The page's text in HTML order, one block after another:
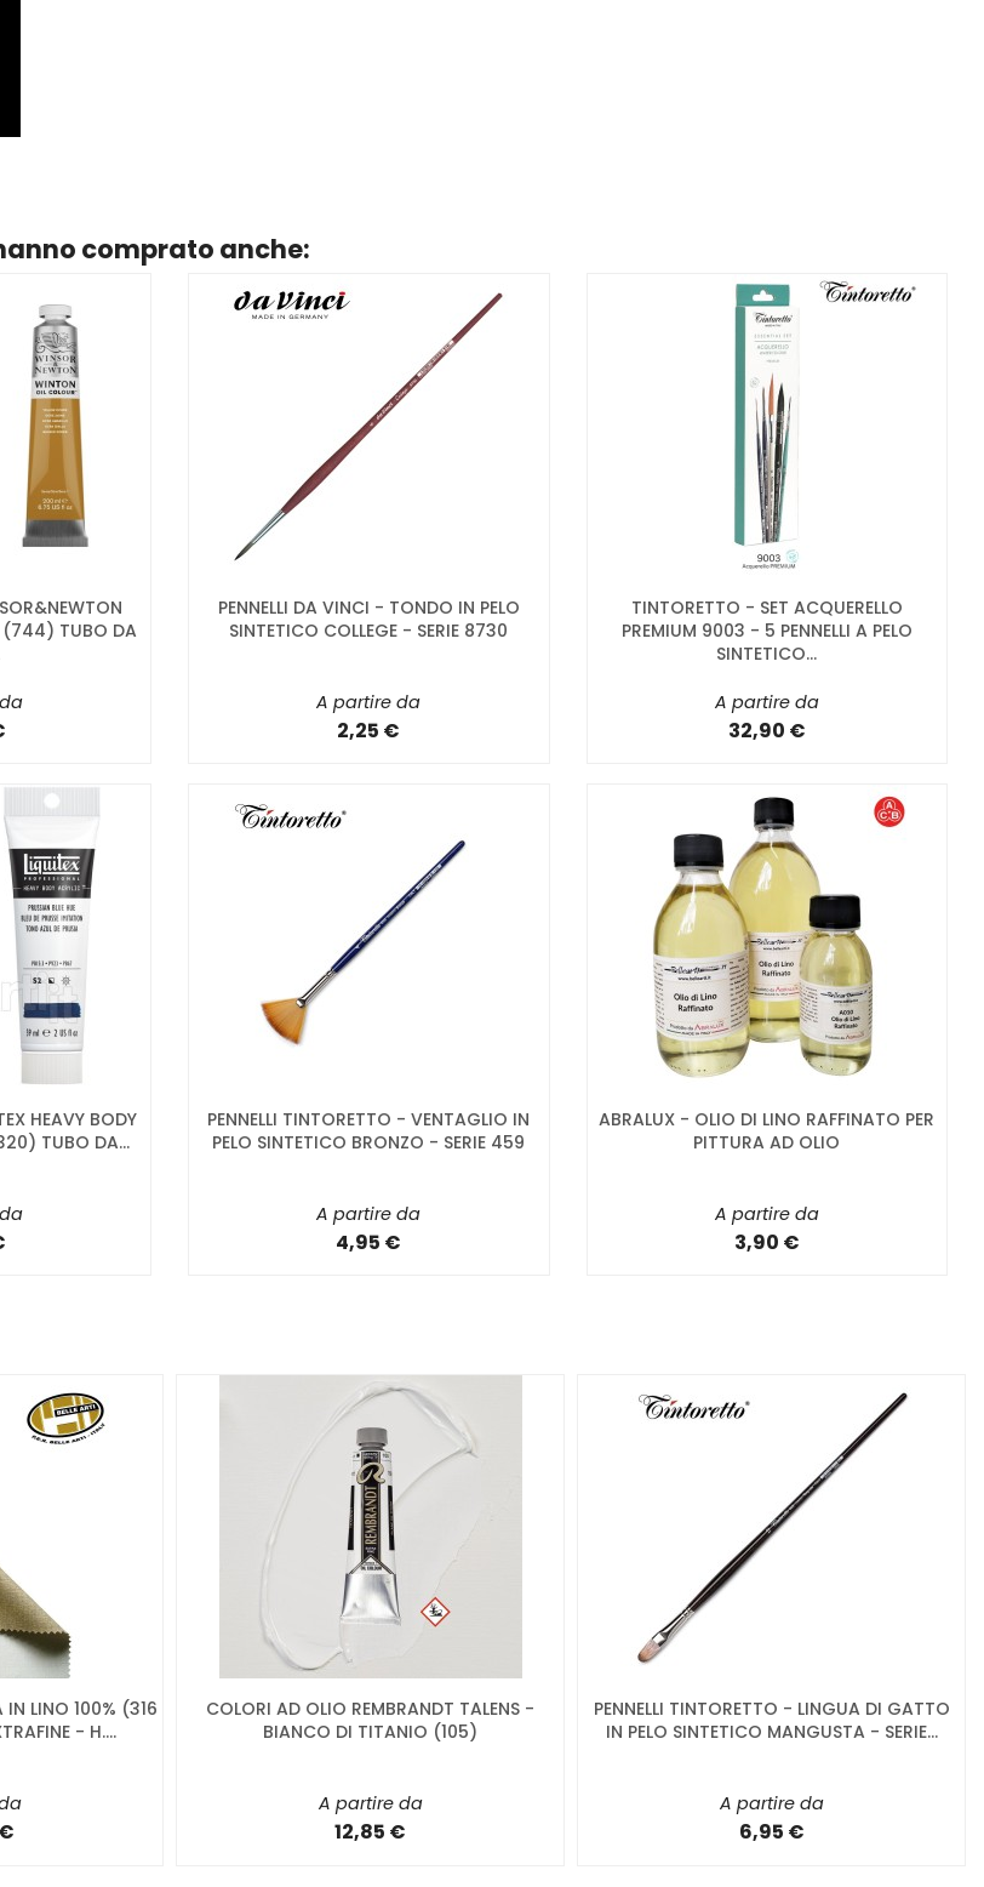
comprato anche:
(744) TUBO DA
PENNELLI DA VINCI - TONDO IN PELO
SINTETICO COLLEGE - SERIE 8730
A partire da
2,25 €
TINTORETTO - SET ACQUERELLO
PREMIUM 9003 - 5 PENNELLI A PELO
SINTETICO...
A partire da
32,90 €
HEAVY BODY
TUBO DA...
PENNELLI TINTORETTO - VENTAGLIO IN
PELO SINTETICO BRONZO - SERIE 459
A partire da
4,95 €
ABRALUX - OLIO DI LINO RAFFINATO PER
PITTURA AD OLIO
A partire da
3,90 €
IN LINO 100% (316
- H....
COLORI AD OLIO REMBRANDT TALENS -
BIANCO DI TITANIO (105)
A partire da
12,85 €
PENNELLI TINTORETTO - LINGUA DI GATTO
IN PELO SINTETICO MANGUSTA - SERIE...
A partire da
6,95 €